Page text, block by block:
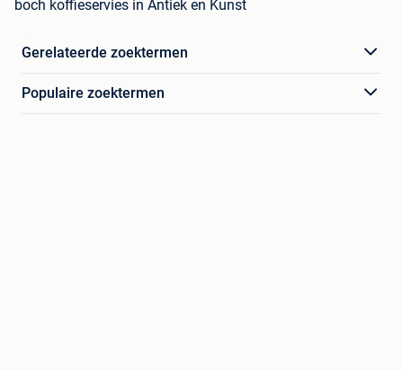
boch koffieservies in Antiek en Kunst
Gerelateerde zoektermen
Populaire zoektermen